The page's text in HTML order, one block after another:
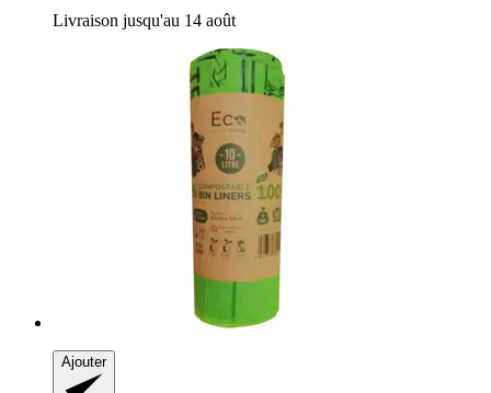
Livraison jusqu'au 14 août
Ajouter